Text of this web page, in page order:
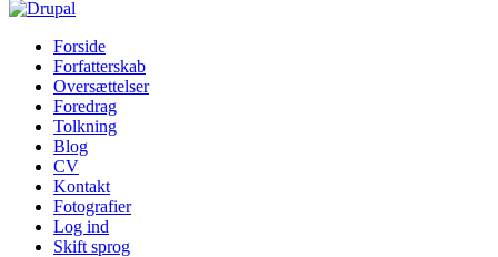
Forside
Forfatterskab
Oversættelser
Foredrag
Tolkning
Blog
CV
Kontakt
Fotografier
Log ind
Skift sprog